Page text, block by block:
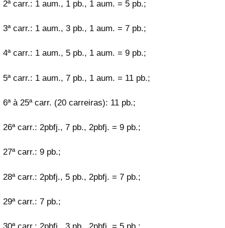
2ª carr.: 1 aum., 1 pb., 1 aum. = 5 pb.;
3ª carr.: 1 aum., 3 pb., 1 aum. = 7 pb.;
4ª carr.: 1 aum., 5 pb., 1 aum. = 9 pb.;
5ª carr.: 1 aum., 7 pb., 1 aum. = 11 pb.;
6ª à 25ª carr. (20 carreiras): 11 pb.;
26ª carr.: 2pbfj., 7 pb., 2pbfj. = 9 pb.;
27ª carr.: 9 pb.;
28ª carr.: 2pbfj., 5 pb., 2pbfj. = 7 pb.;
29ª carr.: 7 pb.;